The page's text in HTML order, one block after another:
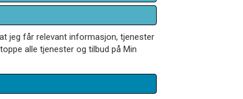
jeg får relevant informasjon, tjenester
alle tjenester og tilbud på Min